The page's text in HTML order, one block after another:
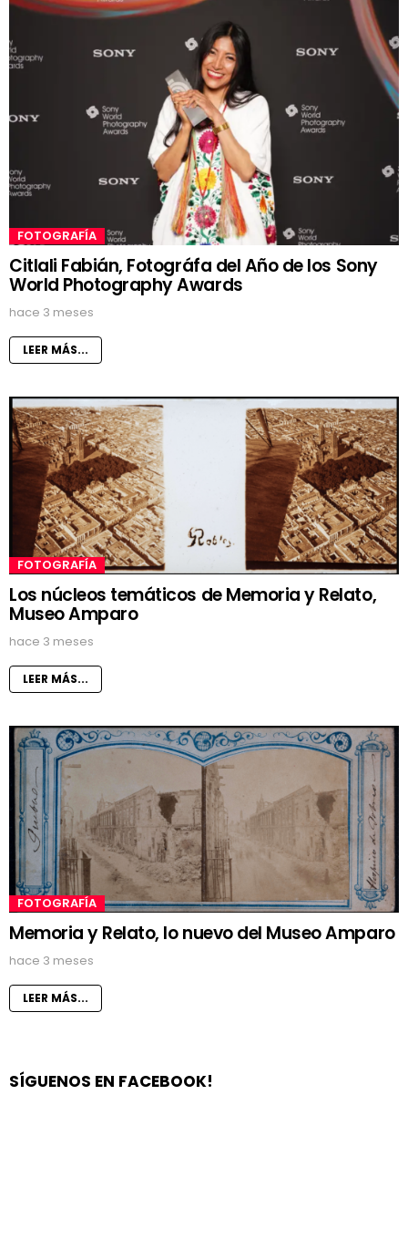
FOTOGRAFÍA
Citlali Fabián, Fotográfa del Año de los Sony
World Photography Awards
hace 3 meses
LEER MÁS...
FOTOGRAFÍA
Los núcleos temáticos de Memoria y Relato,
Museo Amparo
hace 3 meses
LEER MÁS...
FOTOGRAFÍA
Memoria y Relato, lo nuevo del Museo Amparo
hace 3 meses
LEER MÁS...
SÍGUENOS EN FACEBOOK!